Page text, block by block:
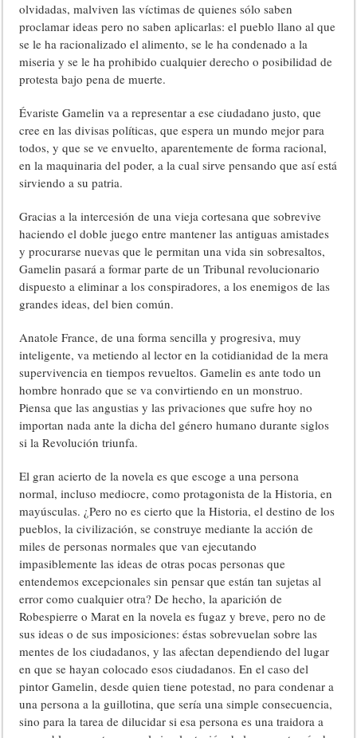
olvidadas, malviven las víctimas de quienes sólo saben
proclamar ideas pero no saben aplicarlas: el pueblo llano al que
se le ha racionalizado el alimento, se le ha condenado a la
miseria y se le ha prohibido cualquier derecho o posibilidad de
protesta bajo pena de muerte.
Évariste Gamelin va a representar a ese ciudadano justo, que
cree en las divisas políticas, que espera un mundo mejor para
todos, y que se ve envuelto, aparentemente de forma racional,
en la maquinaria del poder, a la cual sirve pensando que así está
sirviendo a su patria.
Gracias a la intercesión de una vieja cortesana que sobrevive
haciendo el doble juego entre mantener las antiguas amistades
y procurarse nuevas que le permitan una vida sin sobresaltos,
Gamelin pasará a formar parte de un Tribunal revolucionario
dispuesto a eliminar a los conspiradores, a los enemigos de las
grandes ideas, del bien común.
Anatole France, de una forma sencilla y progresiva, muy
inteligente, va metiendo al lector en la cotidianidad de la mera
supervivencia en tiempos revueltos. Gamelin es ante todo un
hombre honrado que se va convirtiendo en un monstruo.
Piensa que las angustias y las privaciones que sufre hoy no
importan nada ante la dicha del género humano durante siglos
si la Revolución triunfa.
El gran acierto de la novela es que escoge a una persona
normal, incluso mediocre, como protagonista de la Historia, en
mayúsculas. ¿Pero no es cierto que la Historia, el destino de los
pueblos, la civilización, se construye mediante la acción de
miles de personas normales que van ejecutando
impasiblemente las ideas de otras pocas personas que
entendemos excepcionales sin pensar que están tan sujetas al
error como cualquier otra? De hecho, la aparición de
Robespierre o Marat en la novela es fugaz y breve, pero no de
sus ideas o de sus imposiciones: éstas sobrevuelan sobre las
mentes de los ciudadanos, y las afectan dependiendo del lugar
en que se hayan colocado esos ciudadanos. En el caso del
pintor Gamelin, desde quien tiene potestad, no para condenar a
una persona a la guillotina, que sería una simple consecuencia,
sino para la tarea de dilucidar si esa persona es una traidora a